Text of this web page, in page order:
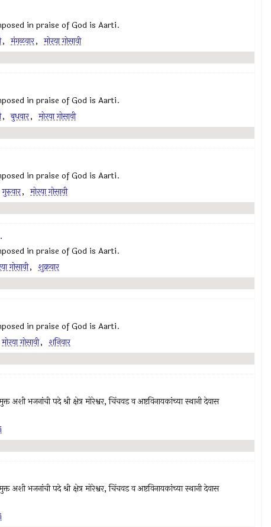
in praise of God is Aarti.
, मंगळवार, मोरया गोसावी
in praise of God is Aarti.
, बुधवार, मोरया गोसावी
in praise of God is Aarti.
गुरुवार, मोरया गोसावी
in praise of God is Aarti.
गोसावी, शुक्रवार
in praise of God is Aarti.
मोरया गोसावी, शनिवार
अशी भजनांची पदे श्री क्षेत्र मोरेश्वर, चिंचवड व अष्टविनायकांच्या स्थानी देवास
अशी भजनांची पदे श्री क्षेत्र मोरेश्वर, चिंचवड व अष्टविनायकांच्या स्थानी देवास